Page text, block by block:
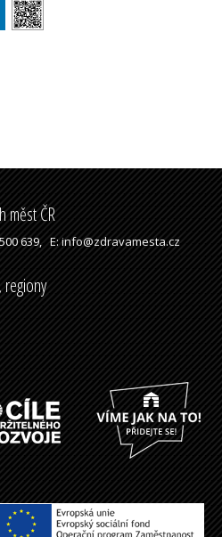
měst ČR
639,E: info@zdravamesta.cz
regiony